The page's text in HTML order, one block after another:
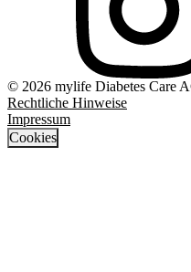
© 2026 mylife Diabetes Care
Rechtliche Hinweise
Impressum
Cookies